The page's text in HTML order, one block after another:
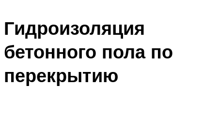
Гидроизоляция
бетонного пола по
перекрытию